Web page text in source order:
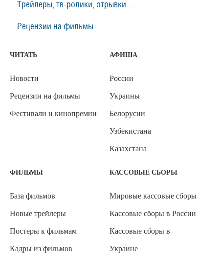
Трейлеры, тв-ролики, отрывки...
Рецензии на фильмы
ЧИТАТЬ
Новости
Рецензии на фильмы
Фестивали и кинопремии
АФИША
России
Украины
Белорусии
Узбекистана
Казахстана
ФИЛЬМЫ
База фильмов
Новые трейлеры
Постеры к фильмам
Кадры из фильмов
КАССОВЫЕ СБОРЫ
Мировые кассовые сборы
Кассовые сборы в России
Кассовые сборы в
Украине